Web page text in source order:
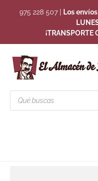
975 228 507
Los
¡TRANSPORTE